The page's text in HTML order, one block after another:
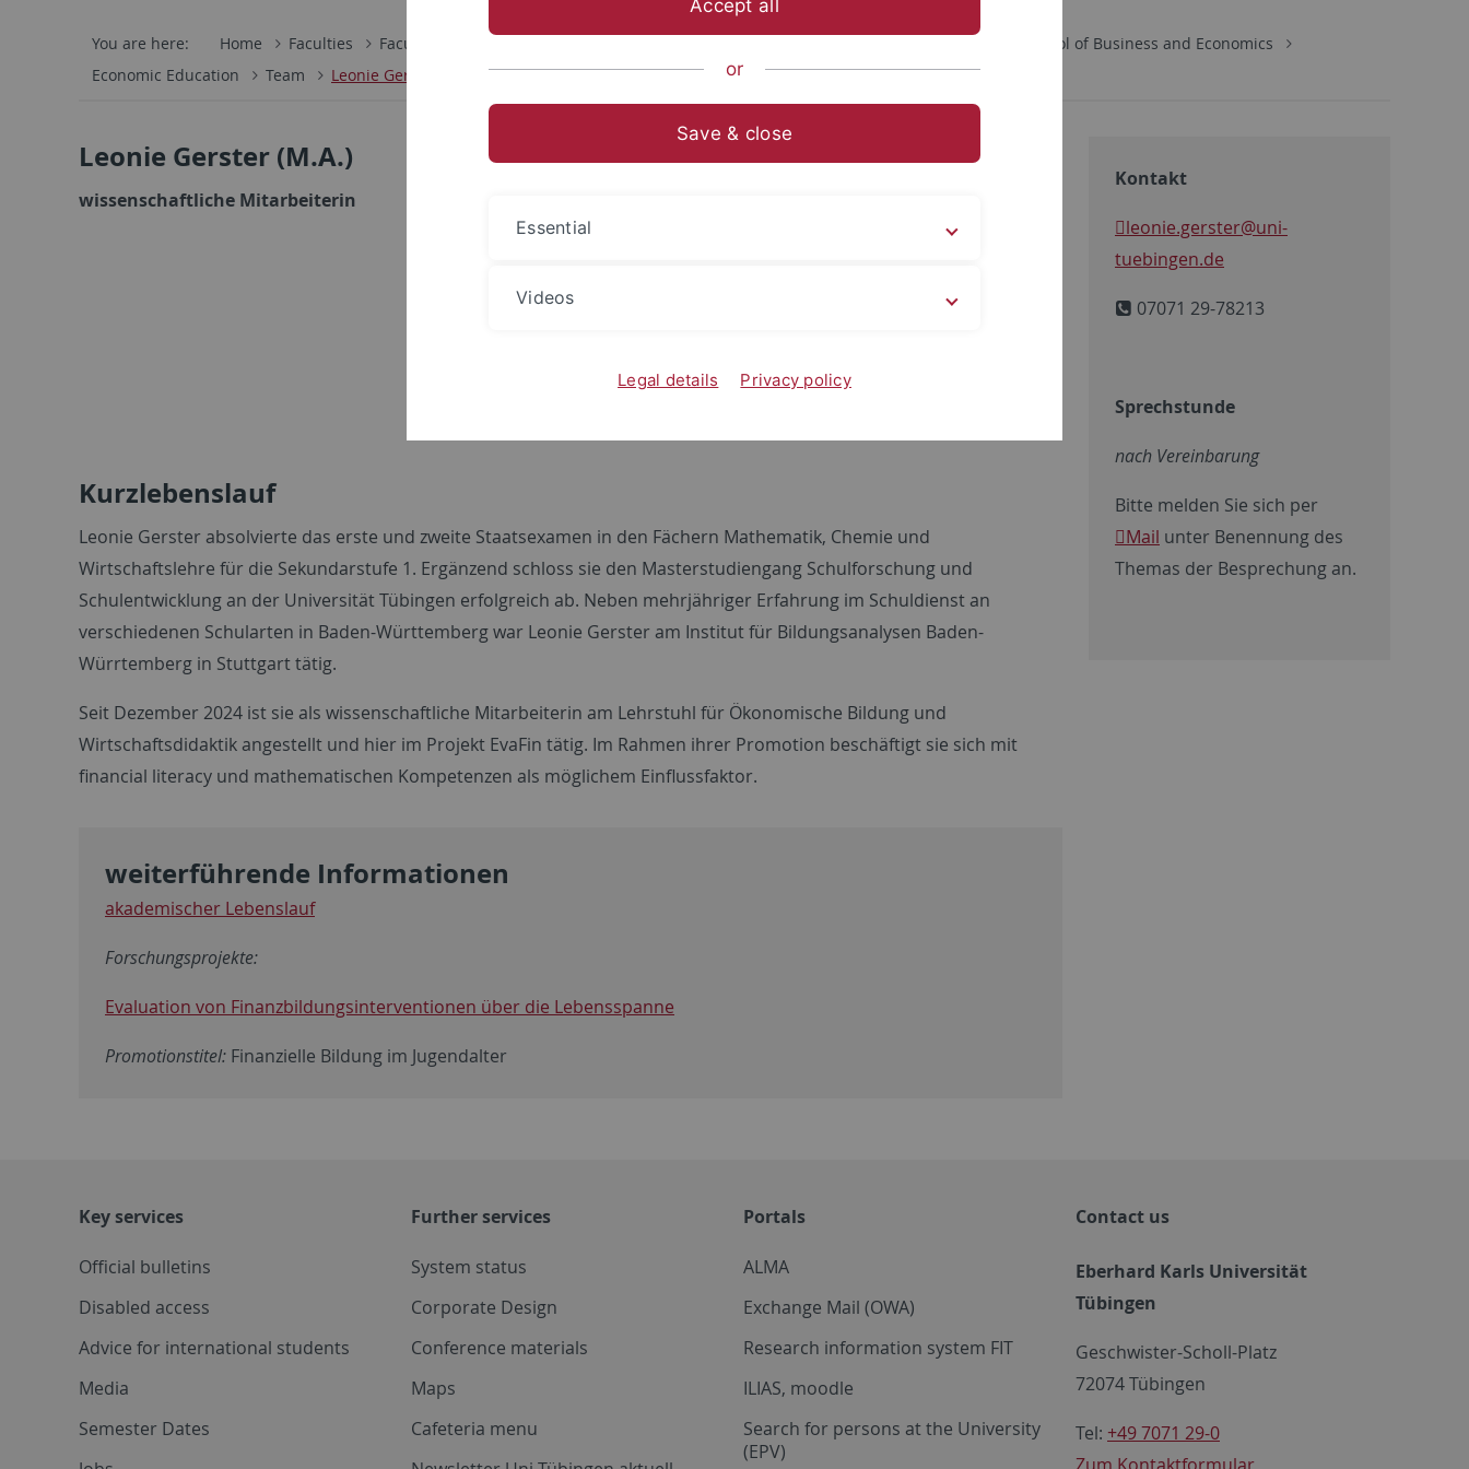
You are here: Home Faculties Faculty of Economics and Social Sciences
School of Business and Economics
Economic Education
Team Leonie Gerster, M.A.
Leonie Gerster (M.A.)
wissenschaftliche Mitarbeiterin
Kurzlebenslauf
Leonie Gerster absolvierte das erste und zweite Staatsexamen in den Fächern Mathematik, Chemie und
Wirtschaftslehre für die Sekundarstufe 1. Ergänzend schloss sie den Masterstudiengang Schulforschung und
Schulentwicklung an der Universität Tübingen erfolgreich ab. Neben mehrjähriger Erfahrung im Schuldienst an
verschiedenen Schularten in Baden-Württemberg war Leonie Gerster am Institut für Bildungsanalysen Baden-
Würrtemberg in Stuttgart tätig.
Seit Dezember 2024 ist sie als wissenschaftliche Mitarbeiterin am Lehrstuhl für Ökonomische Bildung und
Wirtschaftsdidaktik angestellt und hier im Projekt EvaFin tätig. Im Rahmen ihrer Promotion beschäftigt sie sich mit
financial literacy und mathematischen Kompetenzen als möglichem Einflussfaktor.
weiterführende Informationen
akademischer Lebenslauf
Forschungsprojekte:
Evaluation von Finanzbildungsinterventionen über die Lebensspanne
Promotionstitel: Finanzielle Bildung im Jugendalter
Kontakt
leonie.gerster@uni-
tuebingen.de
07071 29-78213
Sprechstunde
nach Vereinbarung
Bitte melden Sie sich per
Mail unter Benennung des
Themas der Besprechung an.
Key services
Official bulletins
Disabled access
Advice for international students
Media
Semester Dates
Further services
System status
Corporate Design
Conference materials
Maps
Cafeteria menu
Portals
ALMA
Exchange Mail (OWA)
Research information system FIT
ILIAS, moodle
Search for persons at the University
(EPV)
Contact us
Eberhard Karls Universität
Tübingen
Geschwister-Scholl-Platz
72074 Tübingen
Tel: +49 7071 29-0
Accept all
or
Save & close
Essential
Videos
Legal details Privacy policy